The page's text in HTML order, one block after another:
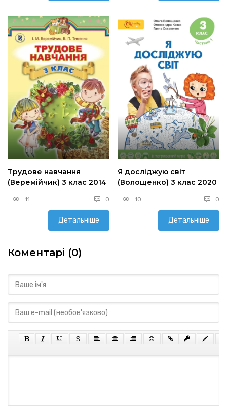
Трудове навчання
(Веремійчик) 3 клас 2014
11 0
Детальніше
Я досліджую світ
(Волощенко) 3 клас 2020
10 0
Детальніше
Коментарі (0)